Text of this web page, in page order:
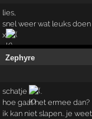
lies,
snel weer wat leuks doen
x
Zephyre
schatje
.
hoe gaat het ermee dan?
ik kan niet slapen.. je